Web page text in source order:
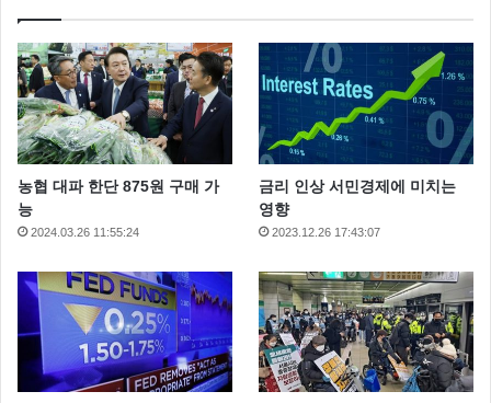
농협 대파 한단 875원 구매 가
능
2024.03.26 11:55:24
금리 인상 서민경제에 미치는
영향
2023.12.26 17:43:07